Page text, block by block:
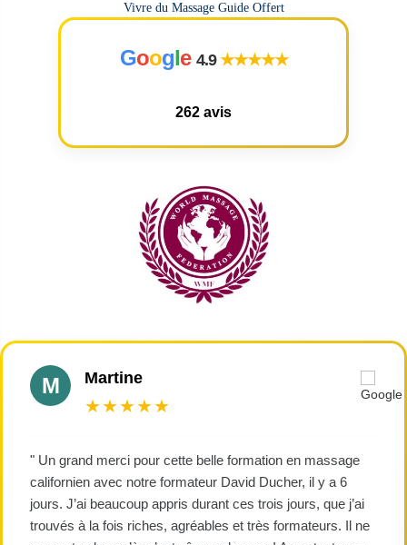
Vivre du Massage Guide Offert
Google 4.9★★★★★
262 avis
M Martine
★★★★★
" Un grand merci pour cette belle formation en massage
californien avec notre formateur David Ducher, il y a 6
jours. J’ai beaucoup appris durant ces trois jours, que j’ai
trouvés à la fois riches, agréables et très formateurs. Il ne